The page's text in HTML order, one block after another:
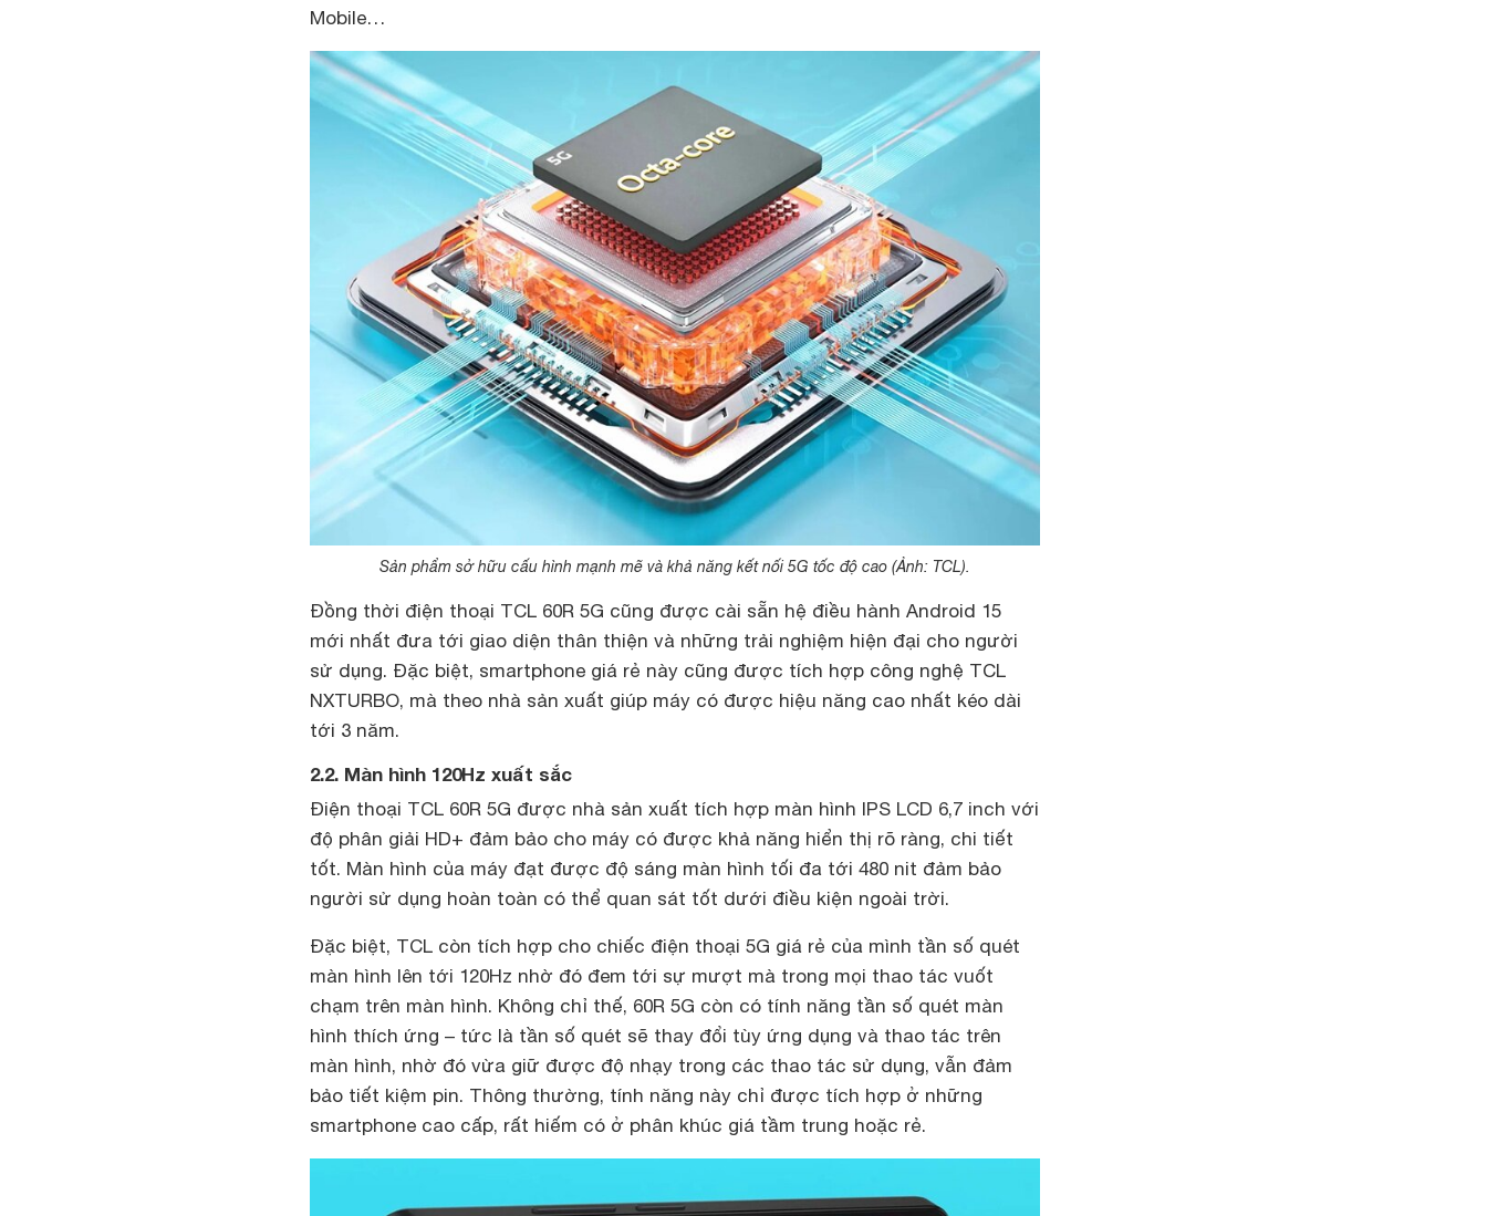
Mobile…
Sản phẩm sở hữu cấu hình mạnh mẽ và khả năng kết nối 5G tốc độ cao (Ảnh: TCL).
Đồng thời điện thoại TCL 60R 5G cũng được cài sẵn hệ điều hành Android 15
mới nhất đưa tới giao diện thân thiện và những trải nghiệm hiện đại cho người
sử dụng. Đặc biệt, smartphone giá rẻ này cũng được tích hợp công nghệ TCL
NXTURBO, mà theo nhà sản xuất giúp máy có được hiệu năng cao nhất kéo dài
tới 3 năm.
2.2. Màn hình 120Hz xuất sắc
Điện thoại TCL 60R 5G được nhà sản xuất tích hợp màn hình IPS LCD 6,7 inch với
độ phân giải HD+ đảm bảo cho máy có được khả năng hiển thị rõ ràng, chi tiết
tốt. Màn hình của máy đạt được độ sáng màn hình tối đa tới 480 nit đảm bảo
người sử dụng hoàn toàn có thể quan sát tốt dưới điều kiện ngoài trời.
Đặc biệt, TCL còn tích hợp cho chiếc điện thoại 5G giá rẻ của mình tần số quét
màn hình lên tới 120Hz nhờ đó đem tới sự mượt mà trong mọi thao tác vuốt
chạm trên màn hình. Không chỉ thế, 60R 5G còn có tính năng tần số quét màn
hình thích ứng – tức là tần số quét sẽ thay đổi tùy ứng dụng và thao tác trên
màn hình, nhờ đó vừa giữ được độ nhạy trong các thao tác sử dụng, vẫn đảm
bảo tiết kiệm pin. Thông thường, tính năng này chỉ được tích hợp ở những
smartphone cao cấp, rất hiếm có ở phân khúc giá tầm trung hoặc rẻ.